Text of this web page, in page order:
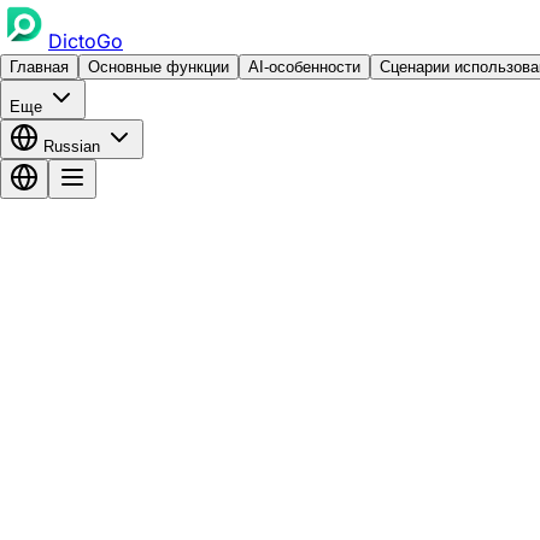
DictoGo
Главная Основные функции AI-особенности Сценарии
Еще
Russian